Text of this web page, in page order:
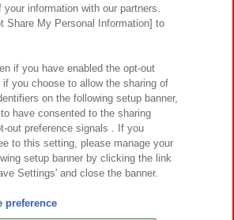
ウェブアクセシビリティ方針と検証結果
とともに
対応方針 よくあるご質問・お問い合わせ
Namco Amusement Inc.
Namco Amusement Lab Inc.
your information with our partners.
Share My Personal Information] to
if you have enabled the opt-out
you choose to allow the sharing of
on the following setup banner,
have consented to the sharing
out preference signals . If you
to this setting, please manage your
setup banner by clicking the link
Settings' and close the banner.
preference